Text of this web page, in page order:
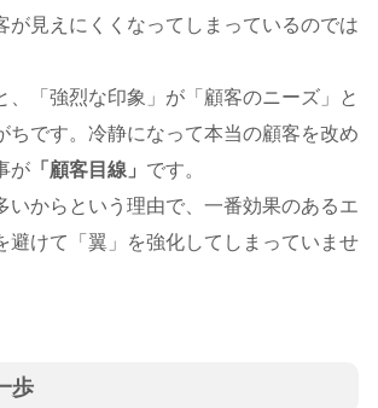
が見えにくくなってしまっているのでは
、「強烈な印象」が「顧客のニーズ」と
ちです。冷静になって本当の顧客を改め
が 「顧客目線」 です。
いからという理由で、一番効果のあるエ
避けて「翼」を強化してしまっていませ
歩